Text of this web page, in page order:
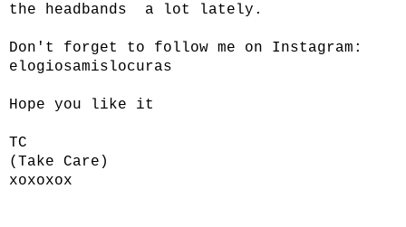
the headbands a lot lately.
Don't forget to follow me on Instagram:
elogiosamislocuras
Hope you like it
TC
(Take Care)
xoxoxox